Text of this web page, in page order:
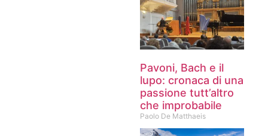
Pavoni, Bach e il
lupo: cronaca di una
passione tutt’altro
che improbabile
Paolo De Matthaeis